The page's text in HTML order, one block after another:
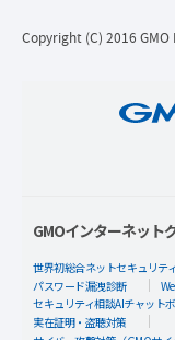
Copyright (C) 2016 GMO
GMOインターネット
世界初総合ネットセキュリテ
パスワード漏洩診断
セキュリティ相談AIチャット
実在証明・盗聴対策